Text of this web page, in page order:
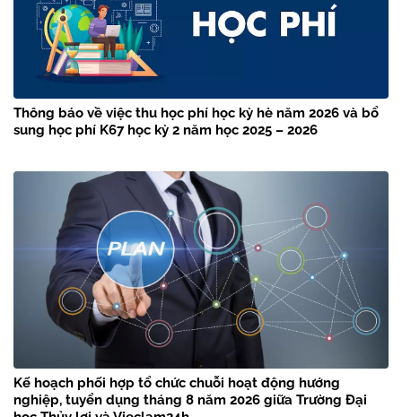
Thông báo về việc thu học phí học kỳ hè năm 2026 và bổ
sung học phí K67 học kỳ 2 năm học 2025 – 2026
Kế hoạch phối hợp tổ chức chuỗi hoạt động hướng
nghiệp, tuyển dụng tháng 8 năm 2026 giữa Trường Đại